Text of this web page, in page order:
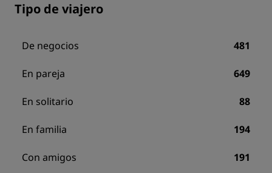
Tipo de viajero
De negocios 481
En pareja 649
En solitario 88
En familia 194
Con amigos 191